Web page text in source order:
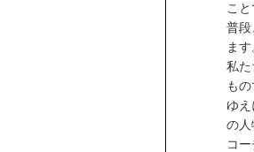
こ
普段
ます
私た
もの
ゆ
の人
コ